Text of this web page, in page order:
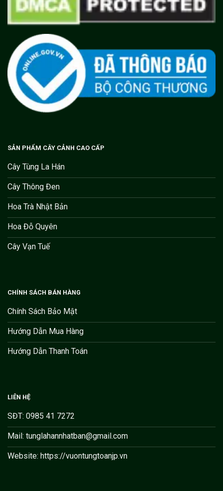
SẢN PHẨM CÂY CẢNH CAO CẤP
Cây Tùng La Hán
Cây Thông Đen
Hoa Trà Nhật Bản
Hoa Đỗ Quyên
Cây Vạn Tuế
CHÍNH SÁCH BÁN HÀNG
Chính Sách Bảo Mật
Hướng Dẫn Mua Hàng
Hướng Dẫn Thanh Toán
LIÊN HỆ
SĐT: 0985 41 7272
Mail: tunglahannhatban@gmail.com
Website: https://vuontungtoanjp.vn